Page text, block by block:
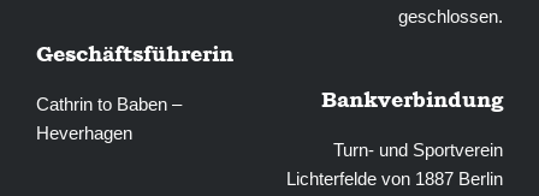
Geschäftsführerin
Cathrin to Baben –
Heverhagen
geschlossen.
Bankverbindung
Turn- und Sportverein
Lichterfelde von 1887 Berlin